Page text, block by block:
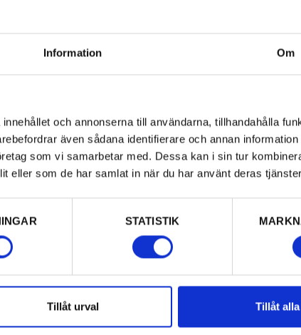
Information Om
och annonserna till användarna, tillhandahålla
även sådana identifierare och annan information
som vi samarbetar med. Dessa kan i sin tur
eller som de har samlat in när du har använt deras
STATISTIK
Tillåt urval Tillåt alla
"Ack